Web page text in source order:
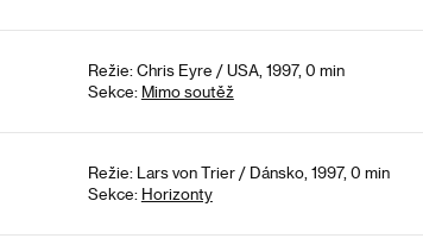
Režie: Chris Eyre / USA, 1997, 0 min
Sekce: Mimo soutěž
Režie: Lars von Trier / Dánsko, 1997, 0 min
Sekce: Horizonty